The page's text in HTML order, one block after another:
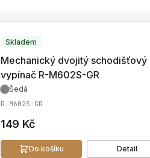
Skladem
Mechanický dvojitý schodišťový
vypínač R-M602S-GR
Šedá
R-M602S-GR
149 Kč
Do košíku Detail